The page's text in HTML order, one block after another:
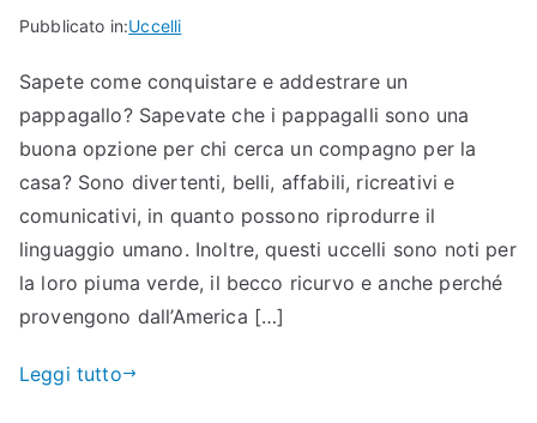
Pubblicato in:Uccelli
Sapete come conquistare e addestrare un
pappagallo? Sapevate che i pappagalli sono una
buona opzione per chi cerca un compagno per la
casa? Sono divertenti, belli, affabili, ricreativi e
comunicativi, in quanto possono riprodurre il
linguaggio umano. Inoltre, questi uccelli sono noti per
la loro piuma verde, il becco ricurvo e anche perché
provengono dall’America […]
Leggi tutto